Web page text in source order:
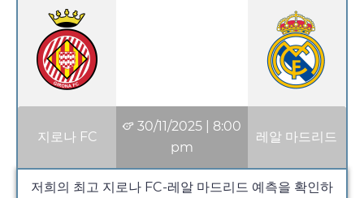
지로나 FC
30/11/2025
8:00
pm
레알 마드리드
저희의 최고 지로나 FC-레알 마드리드 예측을 확인하